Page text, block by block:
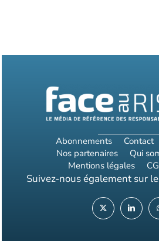
Abonnements Contact
Nos partenaires
Qui
Mentions légales
Suivez-nous également sur